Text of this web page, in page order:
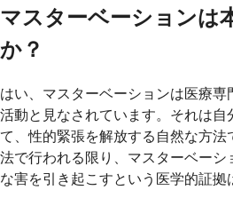
マスターベーションは
か？
はい、マスターベーションは医療
活動と見なされています。それは
て、性的緊張を解放する自然な方
法で行われる限り、マスターベーシ
な害を引き起こすという医学的証拠